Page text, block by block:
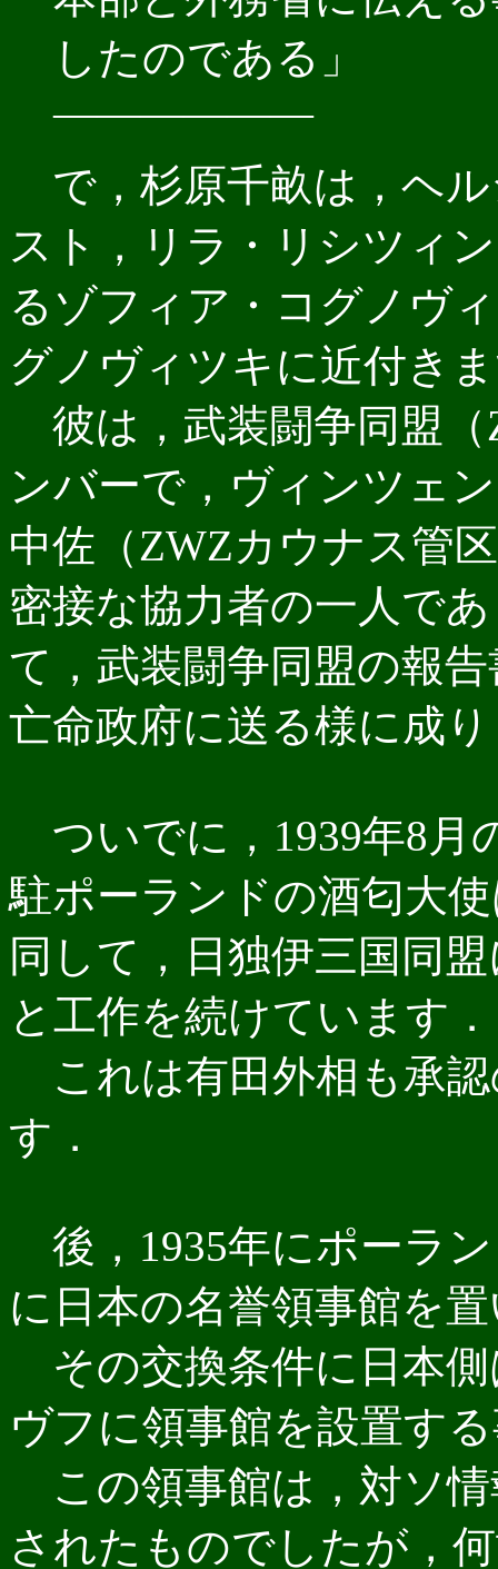
したのである」
――――――
で，杉原千畝は，ヘ
スト，リラ・リシツィ
るゾフィア・コグノヴ
グノヴィツキに近付き
彼は，武装闘争同盟（
ンバーで，ヴィンツェ
中佐（ZWZカウナス管
密接な協力者の一人で
て，武装闘争同盟の報
亡命政府に送る様に成
ついでに，1939年8月
駐ポーランドの酒匂大
同して，日独伊三国同
と工作を続けています．
これは有田外相も承
す．
後，1935年にポーラ
に日本の名誉領事館を
その交換条件に日本
ヴフに領事館を設置す
この領事館は，対ソ
されたものでしたが，